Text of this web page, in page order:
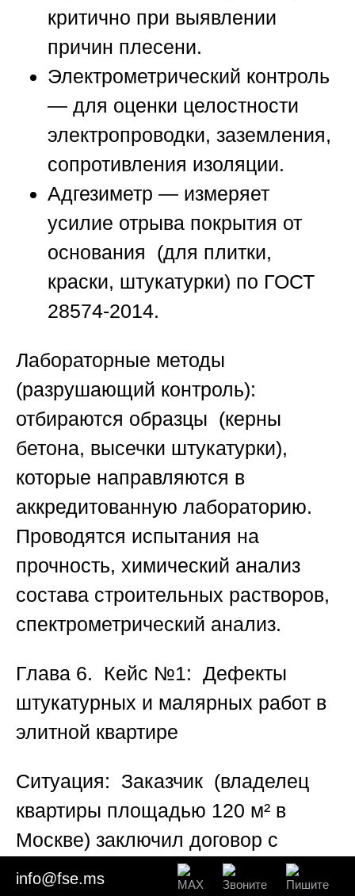
критично при выявлении
причин плесени.
Электрометрический контроль
— для оценки целостности
электропроводки, заземления,
сопротивления изоляции.
Адгезиметр — измеряет
усилие отрыва покрытия от
основания (для плитки,
краски, штукатурки) по ГОСТ
28574-2014.
Лабораторные методы
(разрушающий контроль):
отбираются образцы (керны
бетона, высечки штукатурки),
которые направляются в
аккредитованную лабораторию.
Проводятся испытания на
прочность, химический анализ
состава строительных растворов,
спектрометрический анализ.
Глава 6. Кейс №1: Дефекты
штукатурных и малярных работ в
элитной квартире
Ситуация: Заказчик (владелец
квартиры площадью 120 м² в
Москве) заключил договор с
дизайн-студией на проведение
info@fse.ms